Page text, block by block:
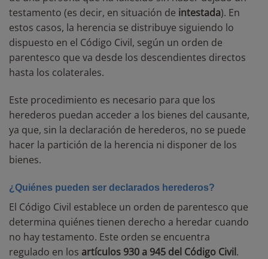
testamento (es decir, en situación de intestada). En
estos casos, la herencia se distribuye siguiendo lo
dispuesto en el Código Civil, según un orden de
parentesco que va desde los descendientes directos
hasta los colaterales.
Este procedimiento es necesario para que los
herederos puedan acceder a los bienes del causante,
ya que, sin la declaración de herederos, no se puede
hacer la partición de la herencia ni disponer de los
bienes.
¿Quiénes pueden ser declarados herederos?
El Código Civil establece un orden de parentesco que
determina quiénes tienen derecho a heredar cuando
no hay testamento. Este orden se encuentra
regulado en los artículos 930 a 945 del Código Civil.